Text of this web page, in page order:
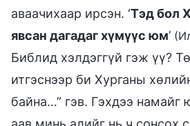
аваачихаар ирсэн. ‘Тэд бол
явсан дагадаг хүмүүс юм’
Библид хэлдэггүй гэж үү?
итгэснээр би Хурганы
байна…” гэв. Гэхдээ намайг